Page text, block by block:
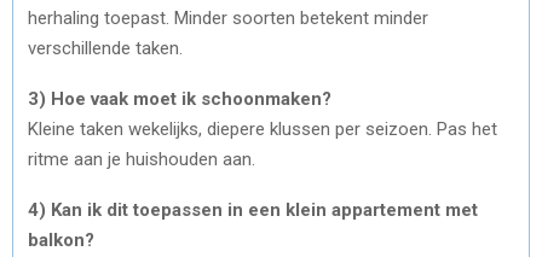
herhaling toepast. Minder soorten betekent minder
verschillende taken.
3) Hoe vaak moet ik schoonmaken?
Kleine taken wekelijks, diepere klussen per seizoen. Pas het
ritme aan je huishouden aan.
4) Kan ik dit toepassen in een klein appartement met
balkon?